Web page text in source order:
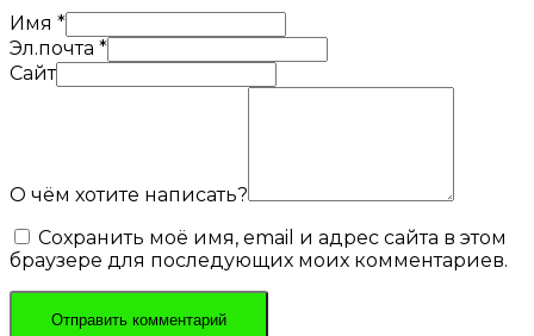
Имя *
Эл.почта *
Сайт
О чём хотите написать?
Сохранить моё имя, email и адрес сайта в этом
браузере для последующих моих комментариев.